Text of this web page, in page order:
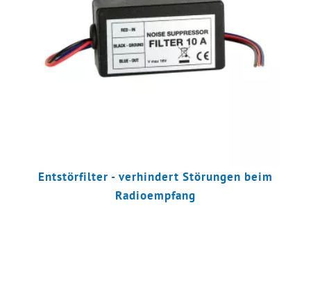
Entstörfilter - verhindert Störungen beim
Radioempfang